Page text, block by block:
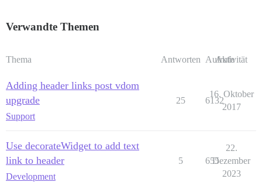
Verwandte Themen
Thema Antworten Aufrufe
Aktivität
Adding header links post vdom
upgrade
Support
25 6132
16. Oktober
2017
Use decorateWidget to add text
link to header
Development
5 655
22.
Dezember
2023